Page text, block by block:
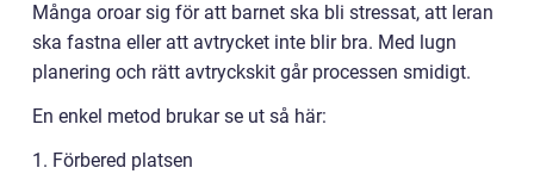
Många oroar sig för att barnet ska bli stressat, att leran
ska fastna eller att avtrycket inte blir bra. Med lugn
planering och rätt avtryckskit går processen smidigt.
En enkel metod brukar se ut så här:
1. Förbered platsen